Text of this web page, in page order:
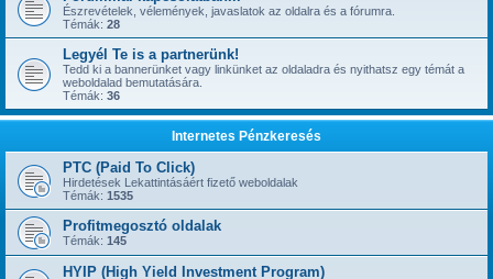
has started a new topic:Újabb 1 év, gyerünk-gyerünk tovább
@szior « vas. 5:43 pm »
has started a new topic:ySense.com
@Admin « kedd 9:38 am »
... igen, IGAZ!!! ... Kész.
@kavics13 « hétf. 10:48 pm »
mrarizona « szer. 3:37 pm »
has started a new topic:BoaBet | Fogadóiroda és online kaszinó
szepbalazs « pén. 10:28 pm »
has started a new topic:22bet
@Admin « hétf. 11:55 am »
has started a new topic:
Észrevételek, vélemények, javaslatok az oldalra és a fórumra.
Témák: 28
Legyél Te is a partnerünk!
Tedd ki a bannerünket vagy linkünket az oldaladra és nyithatsz egy témát a
weboldalad bemutatására.
Témák: 36
Internetes Pénzkeresés
PTC (Paid To Click)
Hirdetések Lekattintásáért fizető weboldalak
Témák: 1535
Profitmegosztó oldalak
Témák: 145
HYIP (High Yield Investment Program)